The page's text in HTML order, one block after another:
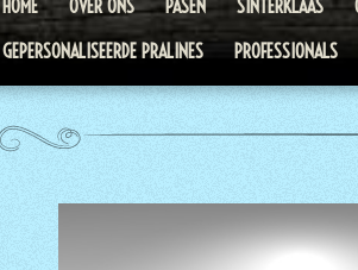
HOME OVER ONS PASEN SINTERKLAAS
GEPERSONALISEERDE PRALINES
PROFESSIONALS